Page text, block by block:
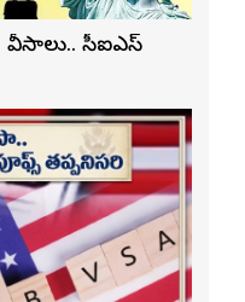
వీసాలు.. సీఐఎస్